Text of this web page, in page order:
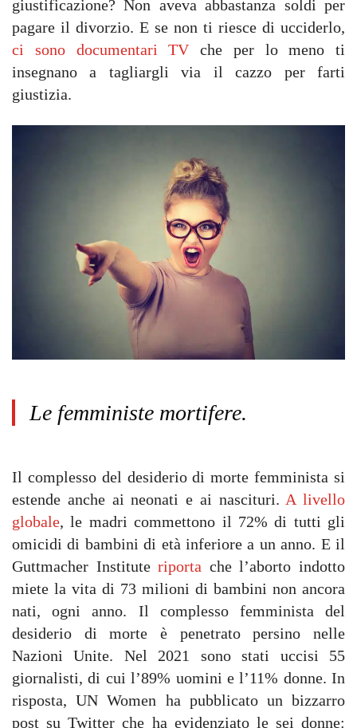
giustificazione? Non aveva abbastanza soldi per
pagare il divorzio. E se non ti riesce di ucciderlo,
ci sono documentari TVche per lo meno ti
insegnano a tagliargli via il cazzo per farti
giustizia.
Le femministe mortifere.
Il complesso del desiderio di morte femminista si
estende anche ai neonati e ai nascituri. A livello
globale, le madri commettono il 72% di tutti gli
omicidi di bambini di età inferiore a un anno. E il
Guttmacher Instituteriporta che l’aborto indotto
miete la vita di 73 milioni di bambini non ancora
nati, ogni anno. Il complesso femminista del
desiderio di morte è penetrato persino nelle
Nazioni Unite. Nel 2021 sono stati uccisi 55
giornalisti, di cui l’89% uomini e l’11% donne. In
risposta, UN Women ha pubblicato un bizzarro
post su Twitter che ha evidenziato le sei donne: